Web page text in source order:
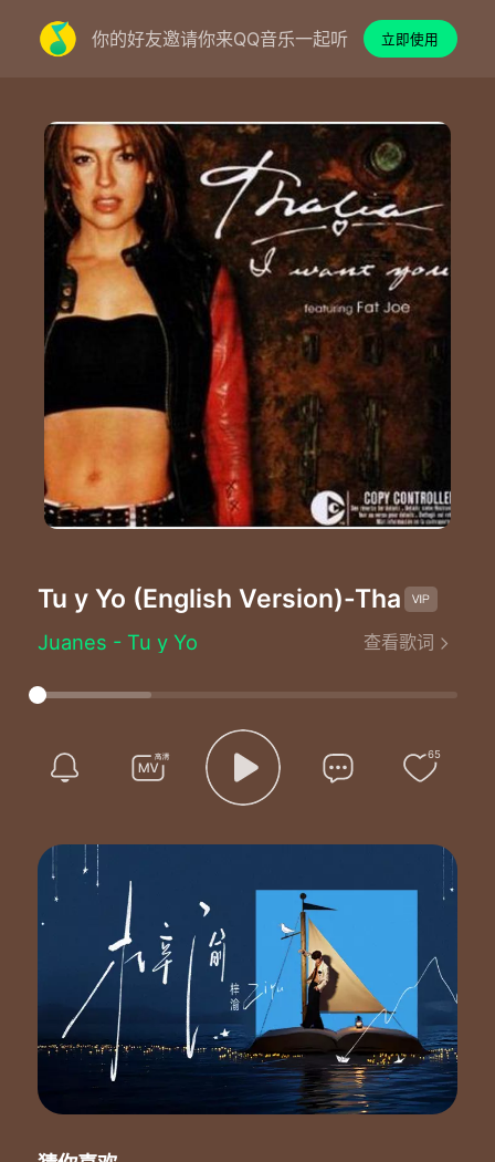
你的好友邀请你来QQ音乐一起听 立即使用
Tu y Yo (English Version)-Thalía
Juanes - Tu y Yo
Nos amamos de verdad
Y hemos hecho de un lugar
El mejor tiempo de mi vida han
Sido estos año que he pasado junto a ti
Cuantas glorias y derrotas tu y yo
Y el uno a otro nos necesitamos
Por el amor de todos estos años
Te quiero dar esta canción
Tu sabes que este amor a sido hecho a mano
Así como los buenos artesanos
Con mucho pulso y mucho cuidado y dedicación
Te digo mira que bonita
Que puede ser la vida ahorita
Aprovechemos que nos brinda
La compañia tuya y mia
Que esta casa necesita
查看歌词
65